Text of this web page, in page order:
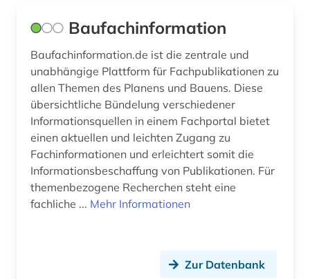
gesundheit (3)
gesundheitsindikator (2)
gesundheitstelematik (1)
gesundheitswesen (2)
gesundheitswissenschaften (1)
glaziologie (1)
Baufachinformation
Baufachinformation.de ist die zentrale und
unabhängige Plattform für Fachpublikationen zu
allen Themen des Planens und Bauens. Diese
übersichtliche Bündelung verschiedener
Informationsquellen in einem Fachportal bietet
einen aktuellen und leichten Zugang zu
Fachinformationen und erleichtert somit die
Informationsbeschaffung von Publikationen. Für
themenbezogene Recherchen steht eine
fachliche ... Mehr Informationen
Zur Datenbank